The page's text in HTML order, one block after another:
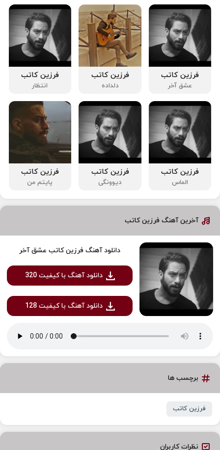
فرزین کاتب
عشق آخر
فرزین کاتب
دلداده
فرزین کاتب
انتظار
فرزین کاتب
الماس
فرزین کاتب
دیوونگی
فرزین کاتب
پایتم من
آخرین آهنگ فرزین کاتب
دانلود آهنگ فرزین کاتب عشق آخر
دانلود آهنگ با کیفیت 320
دانلود آهنگ با کیفیت 128
برچسب ها
فرزین کاتب
نظرات کاربران